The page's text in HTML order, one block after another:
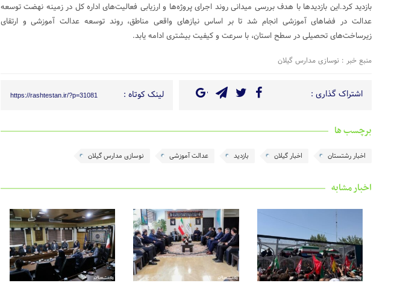
بازدید کرد.این بازدیدها با هدف بررسی میدانی روند اجرای پروژه‌ها و ارزیابی فعالیت‌های اداره کل در زمینه نهضت توسعه
عدالت در فضاهای آموزشی انجام شد تا بر اساس نیازهای واقعی مناطق، روند توسعه عدالت آموزشی و ارتقای
زیرساخت‌های تحصیلی در سطح استان، با سرعت و کیفیت بیشتری ادامه یابد.
منبع خبر : نوسازی مدارس گیلان
اشتراک گذاری : لینک کوتاه : https://rashtestan.ir/?p=31081
برچسب ها
اخبار رشتستان اخبار گیلان بازدید عدالت آموزشی نوسازی مدارس گیلان
اخبار مشابه